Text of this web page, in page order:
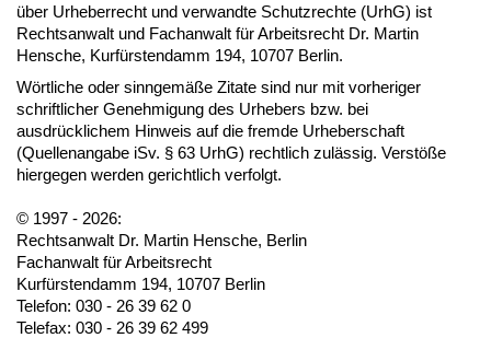
über Urheberrecht und verwandte Schutzrechte (UrhG) ist
Rechtsanwalt und Fachanwalt für Arbeitsrecht Dr. Martin
Hensche, Kurfürstendamm 194, 10707 Berlin.
Wörtliche oder sinngemäße Zitate sind nur mit vorheriger
schriftlicher Genehmigung des Urhebers bzw. bei
ausdrücklichem Hinweis auf die fremde Urheberschaft
(Quellenangabe iSv. § 63 UrhG) rechtlich zulässig. Verstöße
hiergegen werden gerichtlich verfolgt.
© 1997 - 2026:
Rechtsanwalt Dr. Martin Hensche, Berlin
Fachanwalt für Arbeitsrecht
Kurfürstendamm 194, 10707 Berlin
Telefon: 030 - 26 39 62 0
Telefax: 030 - 26 39 62 499